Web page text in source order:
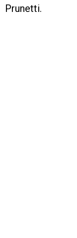
Prunetti.